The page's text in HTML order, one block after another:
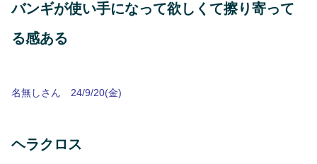
バンギが使い手になって欲しくて擦り寄って
る感ある
名無しさん 24/9/20(金)
ヘラクロス